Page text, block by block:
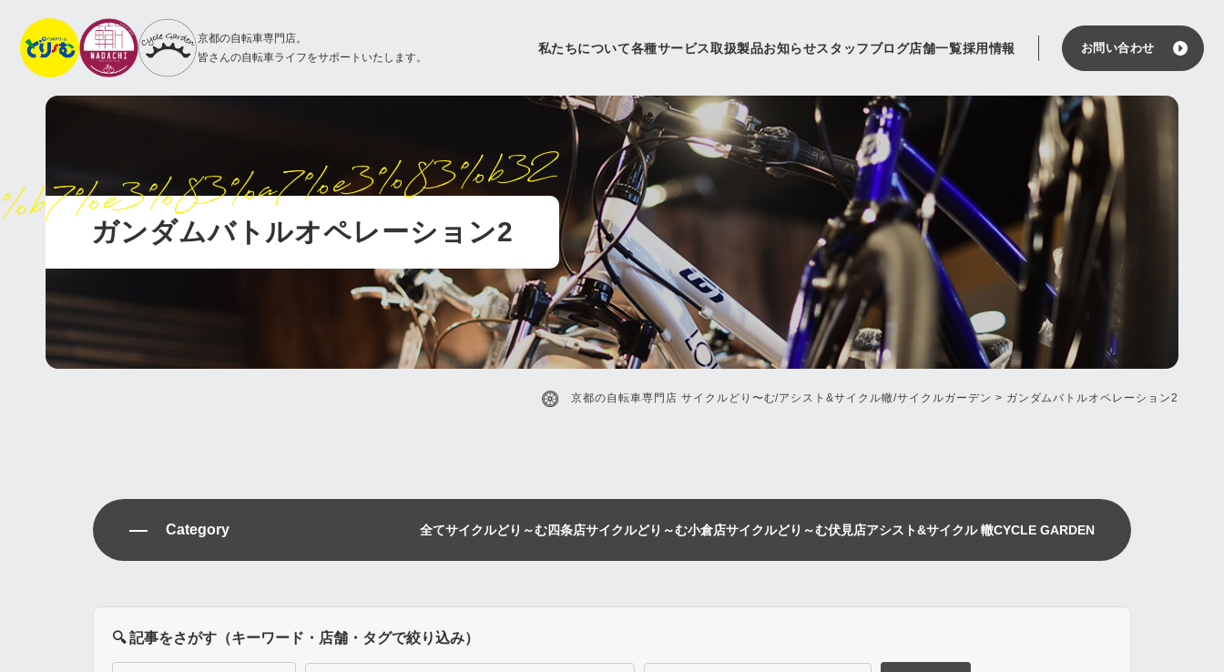
京都の自転車専門店。
皆さんの自転車ライフをサポートいたします。
私たちについて各種サービス取扱製品お知らせスタッフブログ店舗一覧採用情報 お問い合わせ
ガンダムバトルオペレーション2
京都の自転車専門店 サイクルどり〜む/アシスト&サイクル轍/サイクルガーデン > ガンダムバトルオペレーション2
Category 全てサイクルどり～む四条店サイクルどり～む小倉店サイクルどり～む伏見店アシスト&サイクル 轍CYCLE GARDEN